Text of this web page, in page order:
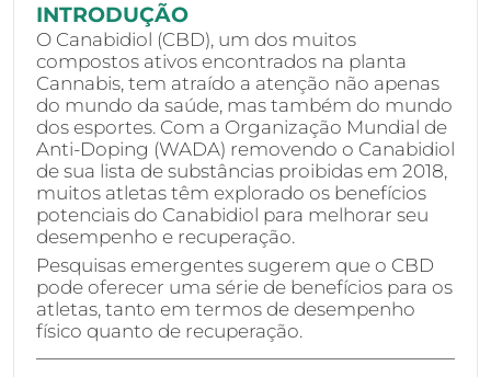
INTRODUÇÃO
O Canabidiol (CBD), um dos muitos
compostos ativos encontrados na planta
Cannabis, tem atraído a atenção não apenas
do mundo da saúde, mas também do mundo
dos esportes. Com a Organização Mundial de
Anti-Doping (WADA) removendo o Canabidiol
de sua lista de substâncias proibidas em 2018,
muitos atletas têm explorado os benefícios
potenciais do Canabidiol para melhorar seu
desempenho e recuperação.
Pesquisas emergentes sugerem que o CBD
pode oferecer uma série de benefícios para os
atletas, tanto em termos de desempenho
físico quanto de recuperação.